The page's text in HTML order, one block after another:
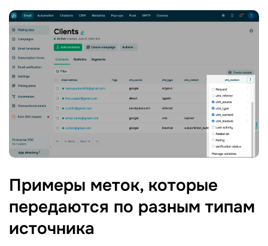
Примеры меток, которые
передаются по разным типам
источника